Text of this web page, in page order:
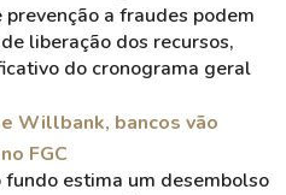
a fraudes podem
liberação dos recursos,
do cronograma geral
Willbank, bancos vão
FGC
fundo estima um desembolso